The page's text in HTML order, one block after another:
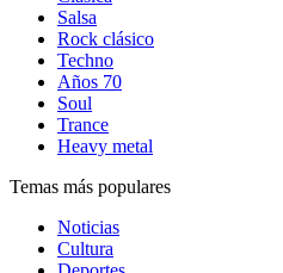
Salsa
Rock clásico
Techno
Años 70
Soul
Trance
Heavy metal
Temas más populares
Noticias
Cultura